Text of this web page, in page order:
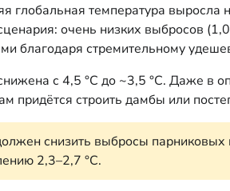
глобальная температура
очень низких выбросов
благодаря стремительному
с 4,5 °C до ~3,5 °C. Даже в
строить дамбы или
снизить выбросы
2,3–2,7 °C.